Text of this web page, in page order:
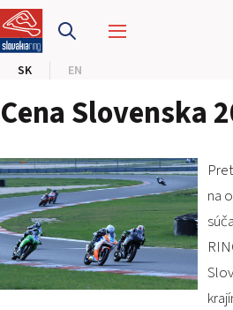
SK EN
PRETEKÁRSKY OKRUH
HOTEL RING
KALENDÁR
SK
Cena Slovenska
na